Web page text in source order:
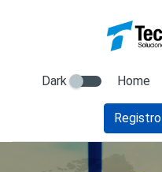
Dark Home
Registro